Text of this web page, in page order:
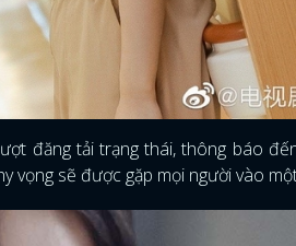
đăng tải trạng thái, thông báo
vọng sẽ được gặp mọi người vào